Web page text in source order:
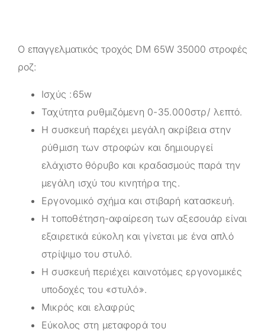
Ο επαγγελματικός τροχός DM 65W 35000 στροφές
ροζ:
Ισχύς :65w
Ταχύτητα ρυθμιζόμενη 0-35.000στρ/ λεπτό.
Η συσκευή παρέχει μεγάλη ακρίβεια στην
ρύθμιση των στροφών και δημιουργεί
ελάχιστο θόρυβο και κραδασμούς παρά την
μεγάλη ισχύ του κινητήρα της.
Εργονομικό σχήμα και στιβαρή κατασκευή.
Η τοποθέτηση-αφαίρεση των αξεσουάρ είναι
εξαιρετικά εύκολη και γίνεται με ένα απλό
στρίψιμο του στυλό.
H συσκευή περιέχει καινοτόμες εργονομικές
υποδοχές του «στυλό».
Μικρός και ελαφρύς
Εύκολος στη μεταφορά του